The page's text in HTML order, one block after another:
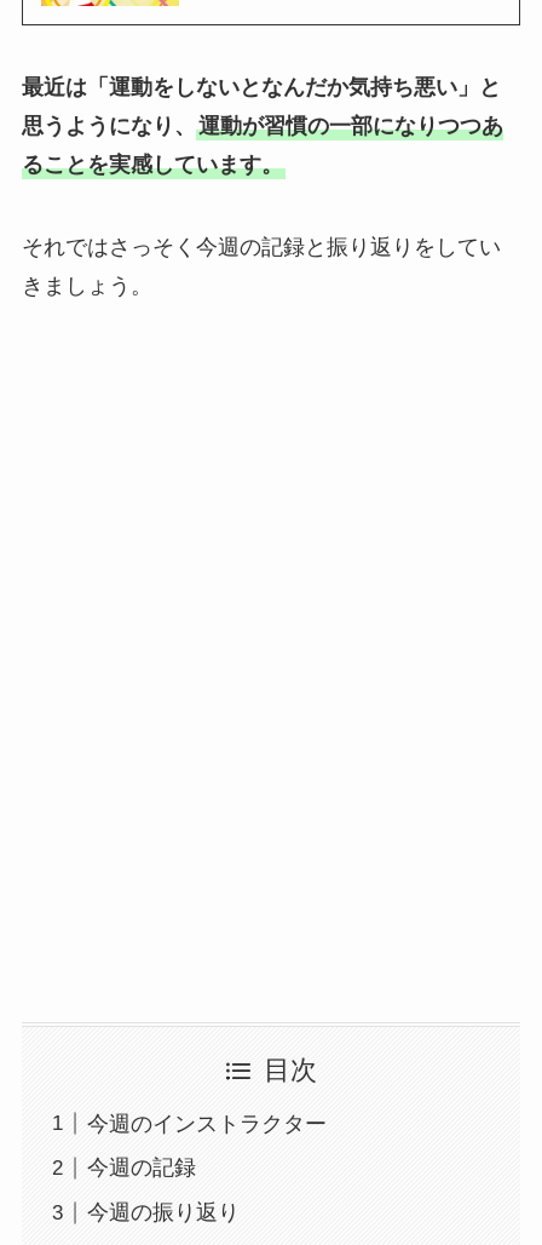
最近は「運動をしないとなんだか気持ち悪い」と
思うようになり、 運動が習慣の一部になりつつあ
ることを実感しています。
それではさっそく今週の記録と振り返りをしてい
きましょう。
目次
今週のインストラクター
今週の記録
今週の振り返り